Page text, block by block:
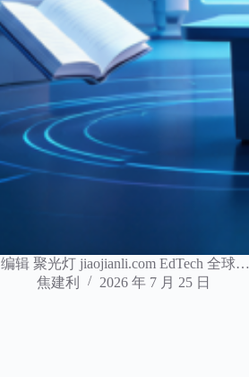
编辑 聚光灯 jiaojianli.com EdTech 全球…
焦建利
2026 年 7 月 25 日